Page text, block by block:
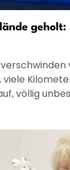
viele
völlig